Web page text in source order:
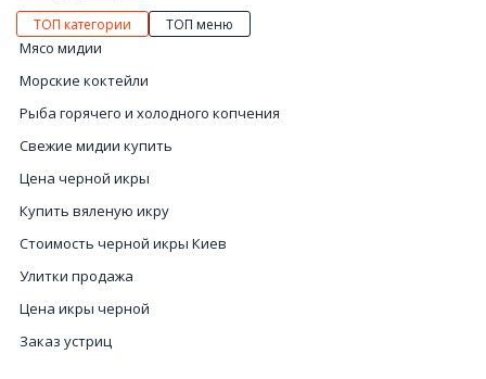
ТОП категории ТОП меню
Мясо мидии
Морские коктейли
Рыба горячего и холодного копчения
Свежие мидии купить
Цена черной икры
Купить вяленую икру
Стоимость черной икры Киев
Улитки продажа
Цена икры черной
Заказ устриц